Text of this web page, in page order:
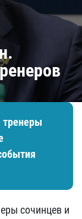
тренеры
сочинцев и